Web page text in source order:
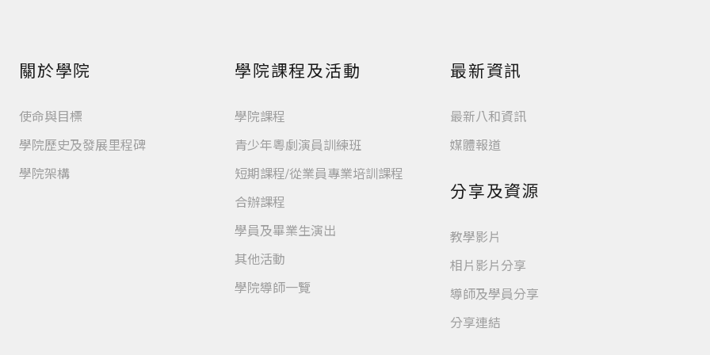
關於學院
使命與目標
學院歷史及發展里程碑
學院架構
學院課程及活動
學院課程
青少年粵劇演員訓練班
短期課程/從業員專業培訓課程
合辦課程
學員及畢業生演出
其他活動
學院導師一覽
最新資訊
最新八和資訊
媒體報道
分享及資源
教學影片
相片影片分享
導師及學員分享
分享連結